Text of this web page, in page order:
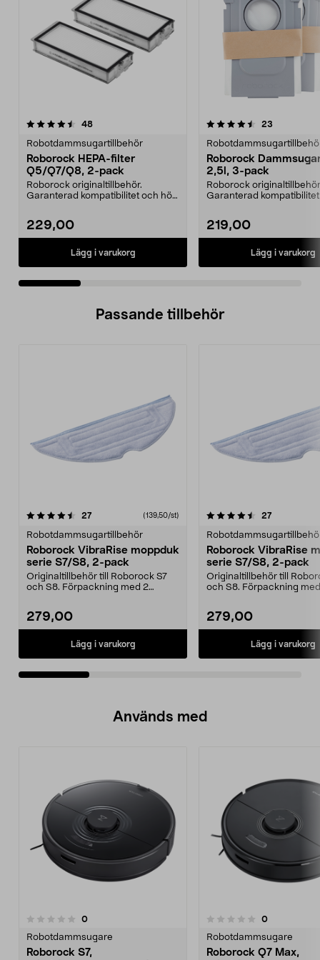
48recensioner
Robotdammsugartillbehör
Roborock HEPA-filter
Q5/Q7/Q8, 2-pack
Roborock originaltillbehör.
Garanterad kompatibilitet och hög
229,00
Lägg i varukorg
4.5 av 5 stjärnor 23
Roborock
2,5l, 3-pack
Roborock
Garanterad
219,00
Lägg i varukorg
3.0 av 5 stjärnor
Passande tillbehör
27recensioner (139,50/st)
Robotdammsugartillbehör
Roborock VibraRise moppduk
serie S7/S8, 2-pack
Originaltillbehör till Roborock S7
och S8. Förpackning med 2
279,00
Lägg i varukorg
4.5av 5 stjärnor 27recensioner
Roborock VibraRise
serie S7/S8, 2-pack
Originaltillbehör till
och S8. Förpackning
279,00
Lägg i varukorg
4.5av 5 stjärnor
Används med
0recensioner
Robotdammsugare
Roborock S7,
0.0 av 5 stjärnor 0recensioner
Robotdammsugare
Roborock Q7 Max,
0.0 av 5 stjärnor